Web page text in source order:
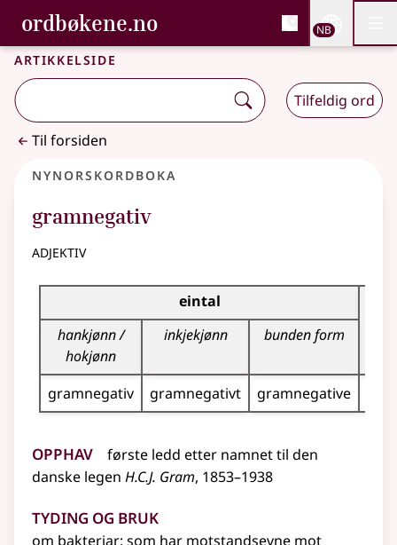
Gå til hovedinnhold
Tilgjengelighet
ordbøkene.no, Bokmålsordboka og
Bokmålsordboka og Nynorskordboka
NB
Artikkelside
Tilfeldig ord
Til forsiden
Nynorskordboka
gramnegativ
adjektiv
Bøyningstabell for dette adjektivet
eintal
hankjønn /
hokjønn
inkjekjønn bunden form
gramnegativ gramnegativt gramnegative
Opphav første ledd etter namnettil den
danske legen H.C.J. Gram, 1853–1938
Tyding og bruk
om bakteriar: som har motstandsevne mot